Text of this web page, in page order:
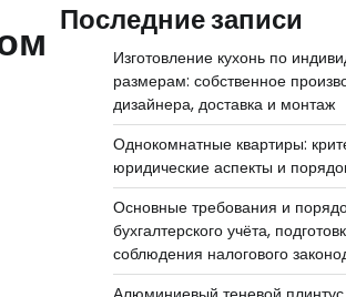
Последние записи
Изготовление кухонь по
размерам: собственное
дизайнера, доставка и монтаж
Однокомнатные квартиры:
юридические аспекты и
Основные требования и
бухгалтерского учёта,
соблюдения налогового